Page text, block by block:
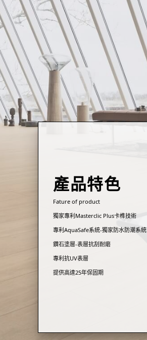
產品特色
Fature of product
獨家專利Masterclic Plus卡榫技術
專利AquaSafe系統-獨家防水防潮系統
鑽石塗層-表層抗刮耐磨
專利抗UV表層
提供高達25年保固期